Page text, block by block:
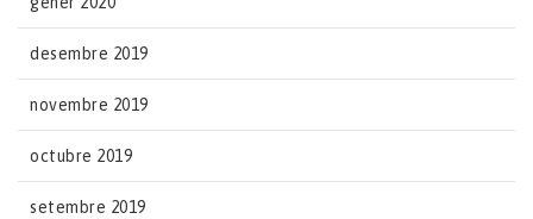
desembre 2019
novembre 2019
octubre 2019
setembre 2019